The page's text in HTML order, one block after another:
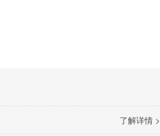
了解详情 >